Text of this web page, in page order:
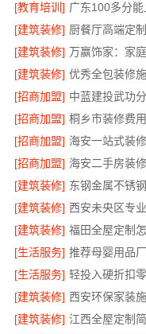
[教育培训]
[建筑装修] 厨餐厅高端定
[建筑装修] 万赢饰家：家
[建筑装修] 优秀全包装修
[招商加盟] 中蓝建投武功
[招商加盟] 桐乡市装修费
[招商加盟] 海安一站式装
[招商加盟] 海安二手房装
[建筑装修] 东钢金属不锈
[建筑装修] 西安未央区专
[建筑装修] 福田全屋定制
[生活服务]
[生活服务]
[建筑装修] 西安环保家装
[建筑装修] 江西全屋定制